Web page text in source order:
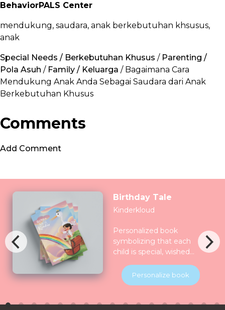
BehaviorPALS Center
mendukung, saudara, anak berkebutuhan khsusus,
anak
Special Needs / Berkebutuhan Khusus / Parenting /
Pola Asuh / Family / Keluarga / Bagaimana Cara
Mendukung Anak Anda Sebagai Saudara dari Anak
Berkebutuhan Khusus
Comments
Add Comment
Birthday Tale
Kinderkloud
Personalized book
symbolizing that each
child is special, wished
for and all the nature
celebrate them together.
introduced to various
Personalize book